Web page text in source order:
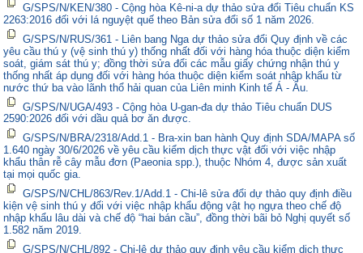
G/SPS/N/KEN/380 - Cộng hòa Kê-ni-a dự thảo sửa đổi Tiêu chuẩn KS
2263:2016 đối với lá nguyệt quế theo Bản sửa đổi số 1 năm 2026.
G/SPS/N/RUS/361 - Liên bang Nga dự thảo sửa đổi Quy định về các
yêu cầu thú y (vệ sinh thú y) thống nhất đối với hàng hóa thuộc diện kiểm
soát, giám sát thú y; đồng thời sửa đổi các mẫu giấy chứng nhận thú y
thống nhất áp dụng đối với hàng hóa thuộc diện kiểm soát nhập khẩu từ
nước thứ ba vào lãnh thổ hải quan của Liên minh Kinh tế Á - Âu.
G/SPS/N/UGA/493 - Cộng hòa U-gan-đa dự thảo Tiêu chuẩn DUS
2590:2026 đối với dầu quả bơ ăn được.
G/SPS/N/BRA/2318/Add.1 - Bra-xin ban hành Quy định SDA/MAPA số
1.640 ngày 30/6/2026 về yêu cầu kiểm dịch thực vật đối với việc nhập
khẩu thân rễ cây mẫu đơn (Paeonia spp.), thuộc Nhóm 4, được sản xuất
tại mọi quốc gia.
G/SPS/N/CHL/863/Rev.1/Add.1 - Chi-lê sửa đổi dự thảo quy định điều
kiện vệ sinh thú y đối với việc nhập khẩu động vật họ ngựa theo chế độ
nhập khẩu lâu dài và chế độ “hai bán cầu”, đồng thời bãi bỏ Nghị quyết số
1.582 năm 2019.
G/SPS/N/CHL/892 - Chi-lê dự thảo quy định yêu cầu kiểm dịch thực